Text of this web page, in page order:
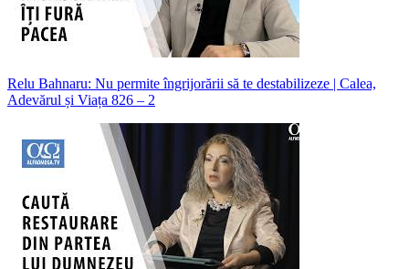
Relu Bahnaru: Nu permite îngrijorării să te destabilizeze | Calea,
Adevărul și Viața 826 – 2